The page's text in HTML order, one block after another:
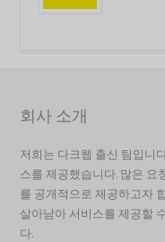
회사 소개
저희는 다크웹 출신 팀입니
스를 제공했습니다. 많은 요
를 공개적으로 제공하고자
살아남아 서비스를 제공할
다.